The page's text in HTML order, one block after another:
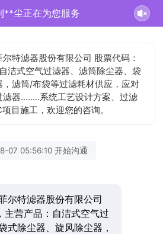
**尘正在为您服务
特滤器股份有限公司 股票代码：
洁式空气过滤器、滤筒除尘器、袋
滤筒/布袋等过滤耗材供应，应对
器........系统工艺设计方案、过滤
目施工，欢迎您的咨询。
07 05:56:10 开始沟通
尔特滤器股份有限公司
营产品：自洁式空气过
式除尘器、旋风除尘器，